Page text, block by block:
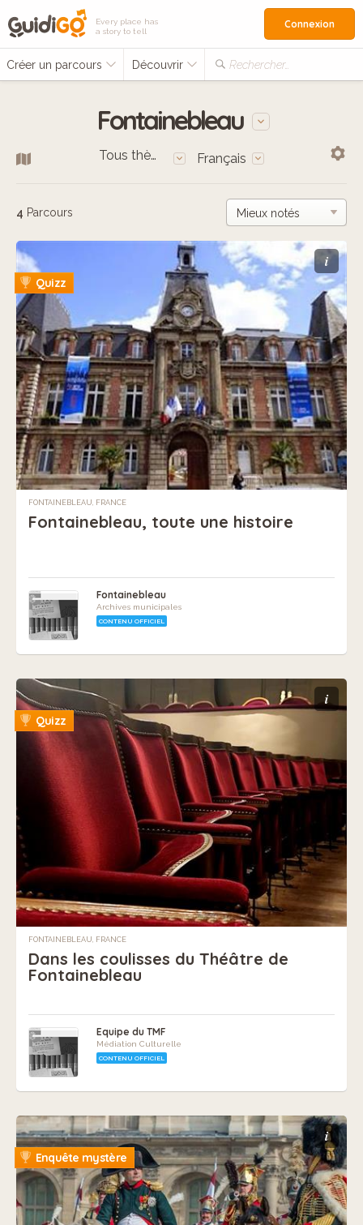
Every place has
a story to tell
Créer un parcours Découvrir Rechercher…
Connexion
Fontainebleau
Tous thèmes Français
4 Parcours
i
Quizz
FONTAINEBLEAU, FRANCE
Fontainebleau, toute une histoire
Fontainebleau
Archives municipales
CONTENU OFFICIEL
i
Quizz
FONTAINEBLEAU, FRANCE
Dans les coulisses du Théâtre de
Fontainebleau
Equipe du TMF
Médiation Culturelle
CONTENU OFFICIEL
i
Enquête mystère